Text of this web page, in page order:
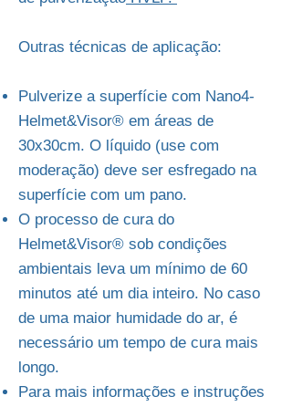
Outras técnicas de aplicação:
Pulverize a superfície com Nano4-
Helmet&Visor® em áreas de
30x30cm. O líquido (use com
moderação) deve ser esfregado na
superfície com um pano.
O processo de cura do
Helmet&Visor® sob condições
ambientais leva um mínimo de 60
minutos até um dia inteiro. No caso
de uma maior humidade do ar, é
necessário um tempo de cura mais
longo.
Para mais informações e instruções